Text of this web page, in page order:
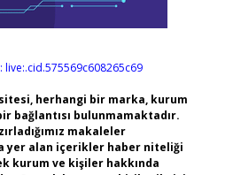
live:.cid.575569c608265c69
herhangi bir marka, kurum
bağlantısı bulunmamaktadır.
makaleler
yer alan içerikler haber niteliği
kurum ve kişiler hakkında